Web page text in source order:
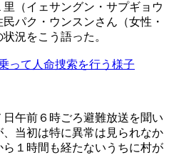
（イェサングン・サプギョウ
パク・ウンスンさん（女性・
況をこう語った。
って人命捜索を行う様子
午前６時ごろ避難放送を聞い
当初は特に異常は見られなか
１時間も経たないうちに村が